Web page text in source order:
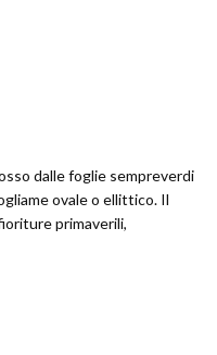
dalle foglie sempreverdi
ovale o ellittico. Il
primaverili,